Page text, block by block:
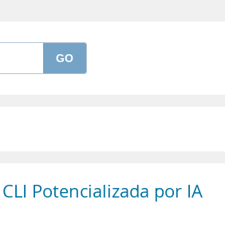
GO
Potencializada por IA